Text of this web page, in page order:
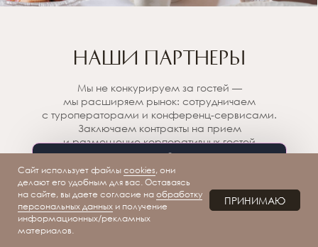
Мы не конкурируем за гостей —
мы расширяем рынок: сотрудничаем
с туроператорами и конференц-сервисами.
Заключаем контракты на прием
и размещение корпоративных гостей
из ведущих российских компаний.
НАШИ ПАРТНЕРЫ
Сайт использует файлы cookies, они
делают его удобным для вас. Оставаясь
на сайте, вы даете согласие на обработку
персональных данных и получение
информационных/рекламных
материалов.
ПРИНИМАЮ
новости и закрытые
предложения
MAX